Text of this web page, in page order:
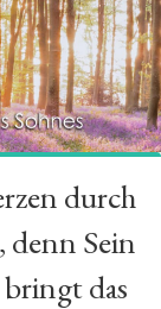
durch
denn Sein
das